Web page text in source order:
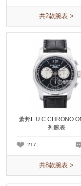
共2款腕表 >
萧邦L.U.C CHRONO
列腕表
217
共8款腕表 >